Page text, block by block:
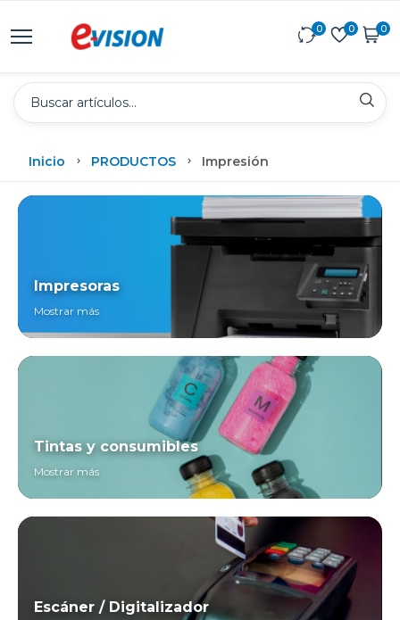
0 0 0
Inicio PRODUCTOS Impresión
Impresoras
Mostrar más
Tintas y consumibles
Mostrar más
Escáner / Digitalizador